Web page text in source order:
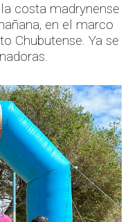
costa madrynense
en el marco
Chubutense. Ya se